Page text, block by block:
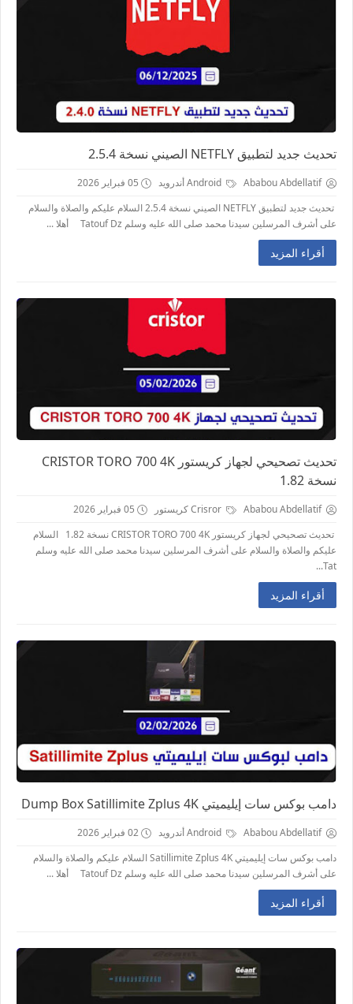
تحديث جديد لتطبيق NETFLY الصيني نسخة 2.5.4
Ababou Abdellatif
05 فبراير 2026
تحديث جديد لتطبيق NETFLY الصيني نسخة 2.5.4 السلام عليكم والصلاة والسلام
على أشرف المرسلين سيدنا محمد صلى الله عليه وسلم Tatouf Dz أهلا ...
أقراء المزيد
تحديث تصحيحي لجهاز كريستور CRISTOR TORO 700 4K
نسخة 1.82
Ababou Abdellatif
05 فبراير 2026
تحديث تصحيحي لجهاز كريستور CRISTOR TORO 700 4K نسخة 1.82 السلام
عليكم والصلاة والسلام على أشرف المرسلين سيدنا محمد صلى الله عليه وسلم
Tat...
أقراء المزيد
دامب بوكس سات إيليميتي Dump Box Satillimite Zplus 4K
Ababou Abdellatif
02 فبراير 2026
دامب بوكس سات إيليميتي Satillimite Zplus 4K السلام عليكم والصلاة والسلام
على أشرف المرسلين سيدنا محمد صلى الله عليه وسلم Tatouf Dz أهلا ...
أقراء المزيد